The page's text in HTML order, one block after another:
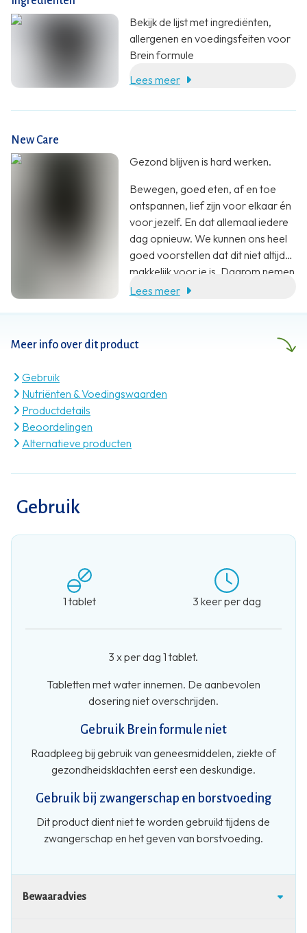
Bekijk de lijst met ingrediënten,
allergenen en voedingsfeiten voor
Brein formule
Lees meer
Meer info over dit product
Gebruik
Nutriënten & Voedingswaarden
Productdetails
Beoordelingen
Alternatieve producten
Gebruik
1 tablet 3 keer per dag
3 x per dag 1 tablet.
Tabletten met water innemen. De aanbevolen
dosering niet overschrijden.
Gebruik Brein formule niet
Raadpleeg bij gebruik van geneesmiddelen, ziekte of
gezondheidsklachten eerst een deskundige.
Gebruik bij zwangerschap en borstvoeding
Dit product dient niet te worden gebruikt tijdens de
zwangerschap en het geven van borstvoeding.
Bewaaradvies
New Care
Gezond blijven is hard werken.
Bewegen, goed eten, af en toe
ontspannen, lief zijn voor elkaar én
voor jezelf. En dat allemaal iedere
dag opnieuw. We kunnen ons heel
goed voorstellen dat dit niet altijd
makkelijk voor je is. Daarom nemen
wij jou heel graag wat werk uit
Lees meer